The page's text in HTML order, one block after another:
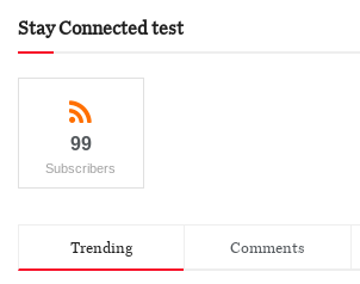
Stay Connected test
99
Subscribers
Trending Comments